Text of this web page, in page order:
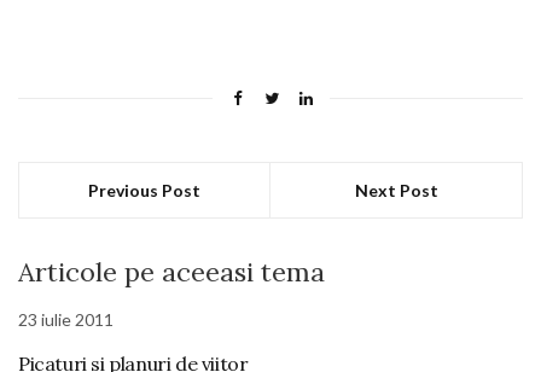
Previous Post Next Post
Articole pe aceeasi tema
23 iulie 2011
Picaturi si planuri de viitor